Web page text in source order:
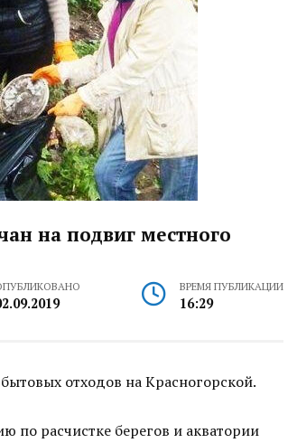
на подвиг местного
ВРЕМЯ ПУБЛИКАЦИИ
16:29
отходов на Красногорской.
по расчистке берегов и акватории